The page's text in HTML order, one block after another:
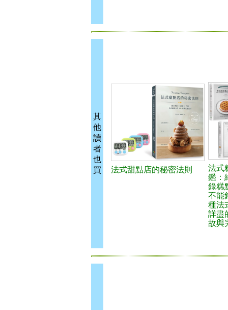
其
他
讀
者
也
買
法式甜點店的秘密法則
法式
鑑：
錄糕
不能
種法
詳盡
故與